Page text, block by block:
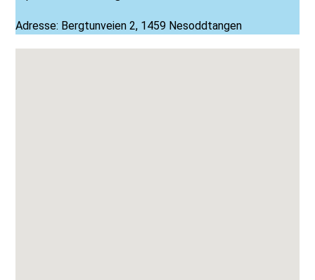
Adresse: Bergtunveien 2, 1459 Nesoddtangen